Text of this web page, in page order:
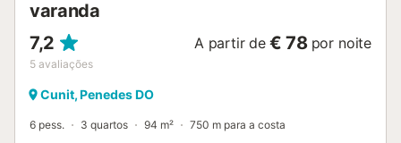
varanda
7,2
5 avaliações
A partir de € 78 por noite
Cunit, Penedes DO
6 pess. 3 quartos 94 m² 750 m para a costa